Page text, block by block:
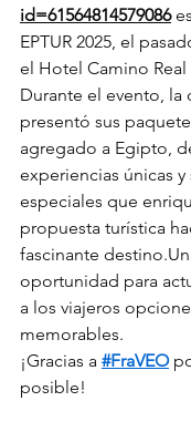
id=61564814579086
EPTUR 2025, el
el Hotel Camino
Durante el evento, la
presentó sus
agregado a Egipto,
experiencias únicas y
especiales que
propuesta turística
fascinante
oportunidad para
a los viajeros
memorables.
¡Gracias a #FraVEO
posible!